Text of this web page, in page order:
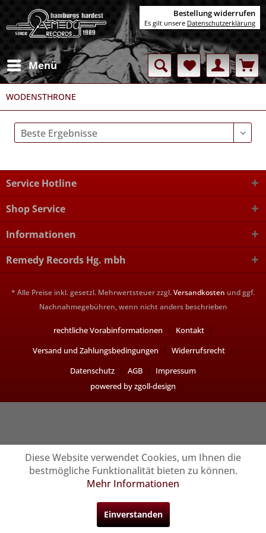
Menü
WODENSTHRONE
Service Hotline
Shop Service
Informationen
Remedy Records Hg. mbh
* Alle Preise inkl. gesetzl. Mehrwertsteuer zzgl.Versandkosten und ggf.
Nachnahmegebühren, wenn nicht anders beschrieben
rechtliche Vorabinformationen
Kontakt
Versand und Zahlungsbedingungen
Widerrufsrecht
Datenschutz
AGB
Impressum
powered by zgoll-design
Bestellung widerrufen
Es gilt unsere Datenschutzerklärung
Diese Website verwendet Cookies, um Ihnen die
bestmögliche Funktionalität bieten zu können.
Mehr Informationen
Einverstanden